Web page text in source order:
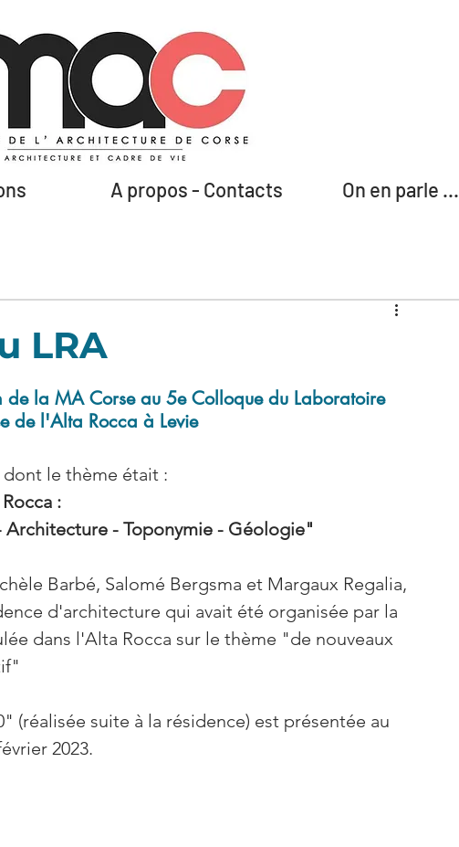
A propos - Contacts On en parle ...
LRA
la MA Corse au 5e Colloque du Laboratoire
de l'Alta Rocca à Levie
le thème était :
:
- Toponymie - Géologie"
Barbé, Salomé Bergsma et Margaux Regalia,
d'architecture qui avait été organisée par la
dans l'Alta Rocca sur le thème "de nouveaux
(réalisée suite à la résidence) est présentée au
2023.